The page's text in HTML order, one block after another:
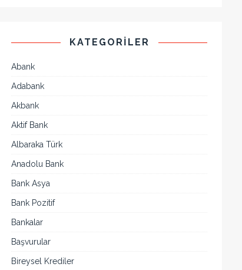
KATEGORILER
Abank
Adabank
Akbank
Aktif Bank
Albaraka Türk
Anadolu Bank
Bank Asya
Bank Pozitif
Bankalar
Başvurular
Bireysel Krediler